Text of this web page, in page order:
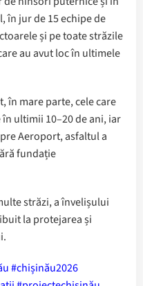
în jur de 15 echipe de
și pe toate străzile
au avut loc în ultimele
în mare parte, cele care
ultimii 10–20 de ani, iar
Aeroport, asfaltul a
fundație
străzi, a învelișului
la protejarea și
#chișinău2026